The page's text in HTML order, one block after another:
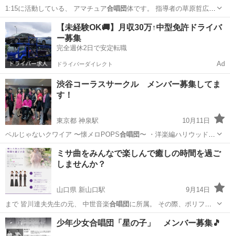
1:15に活動している、 アマチュア合唱団体です。 指導者の草原哲広
（くさ…
神奈川 相模原市 橋本駅 ボーカル 合唱団
【未経験OK🚚】月収30万↑中型免許ドライバ
ー募集
完全週休2日で安定転職
ドライバーダイレクト Ad
渋谷コーラスサークル メンバー募集してま
す！
東京都 神泉駅
10月11日
ペルじゃないクワイア 〜懐メロPOPS合唱団 〜 ・洋楽編ハリウッド
ソングズ フ…
東京 渋谷区 神泉駅 音楽 サークル
ミサ曲をみんなで楽しんで癒しの時間を過ご
しませんか？
山口県 新山口駅
9月14日
まで 皆川達夫先生の元、 中世音楽合唱団 に所属。 その際、ポリフォ
ニー音楽、…
山口 山口市 新山口駅 その他 プロフィール
少年少女合唱団「星の子」 メンバー募集🎵